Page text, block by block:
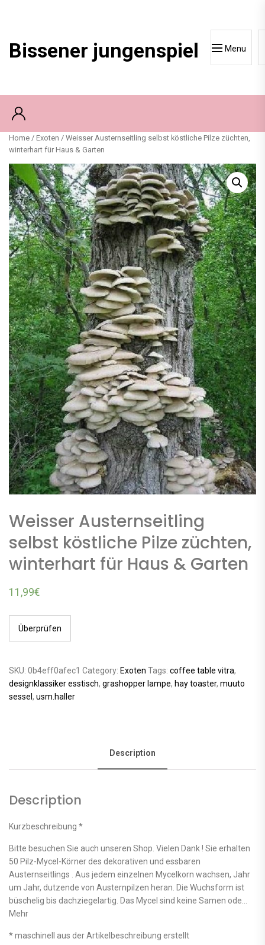
Bissener jungenspiel Menu
Home / Exoten / Weisser Austernseitling selbst köstliche Pilze züchten,
winterhart für Haus & Garten
Weisser Austernseitling
selbst köstliche Pilze züchten,
winterhart für Haus & Garten
11,99€
Überprüfen
SKU: 0b4eff0afec1 Category: Exoten Tags: coffee table vitra,
designklassiker esstisch, grashopper lampe, hay toaster, muuto
sessel , usm.haller
Description
Description
Kurzbeschreibung *
Bitte besuchen Sie auch unseren Shop. Vielen Dank ! Sie erhalten
50 Pilz-Mycel-Körner des dekorativen und essbaren
Austernseitlings . Aus jedem einzelnen Mycelkorn wachsen, Jahr
um Jahr, dutzende von Austernpilzen heran. Die Wuchsform ist
büschelig bis dachziegelartig. Das Mycel sind keine Samen ode…
Mehr
* maschinell aus der Artikelbeschreibung erstellt